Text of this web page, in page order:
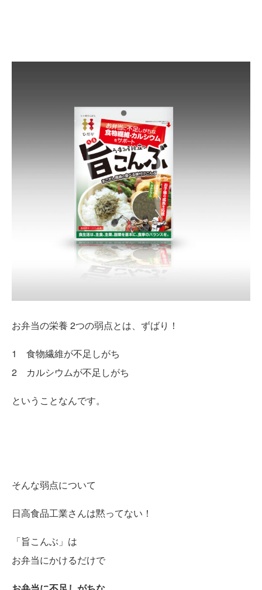
お弁当の栄養 2つの弱点とは、ずばり！
1 食物繊維が不足しがち
2 カルシウムが不足しがち
ということなんです。
そんな弱点について
日高食品工業さんは黙ってない！
「旨こんぶ」は
お弁当にかけるだけで